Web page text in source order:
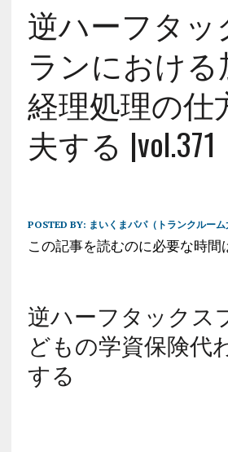
逆ハーフタッ
ランにおける
経理処理の仕
夫する |vol.371
POSTED BY: まいくまパパ（トランクルーム
この記事を読むのに必要な時間
逆ハーフタックス
どもの学資保険代
する